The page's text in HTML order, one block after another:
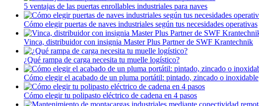
5 ventajas de las puertas enrollables industriales para naves
Cómo elegir puertas de naves industriales según tus necesidades operativas
Vinca, distribuidor con insignia Master Plus Partner de SWF Krantechnik
¿Qué rampa de carga necesita tu muelle logístico?
Cómo elegir el acabado de un pluma portátil: pintado, zincado o inoxidable
Cómo elegir tu polipasto eléctrico de cadena en 4 pasos